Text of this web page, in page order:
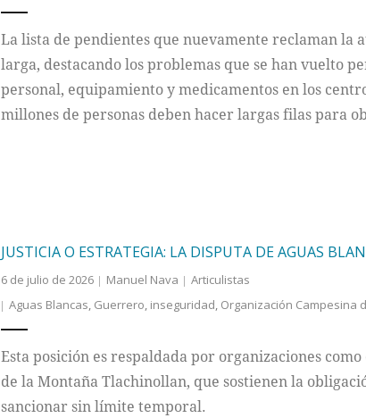
La lista de pendientes que nuevamente reclaman la
larga, destacando los problemas que se han vuelto
personal, equipamiento y medicamentos en los
millones de personas deben hacer largas filas para
JUSTICIA O ESTRATEGIA: LA DISPUTA DE AGUAS
6 de julio de 2026 Manuel Nava
Articulistas
Aguas Blancas, Guerrero, inseguridad, Organización Campesina
Esta posición es respaldada por organizaciones
de la Montaña Tlachinollan, que sostienen la
sancionar sin límite temporal.